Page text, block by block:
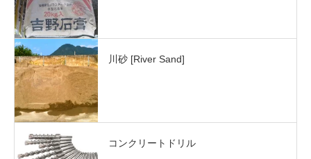
川砂 [River Sand]
コンクリートドリル